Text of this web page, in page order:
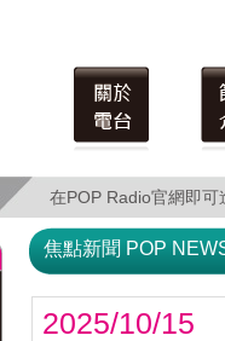
在POP Radio官網即
在POP Radio官網即
焦點新聞 POP
2025/10/15